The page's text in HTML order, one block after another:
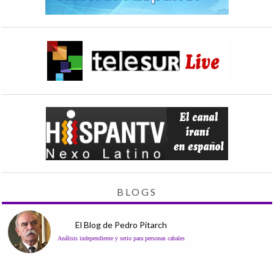
BLOGS
El Blog de Pedro Pitarch
Análisis independiente y serio para personas cabales